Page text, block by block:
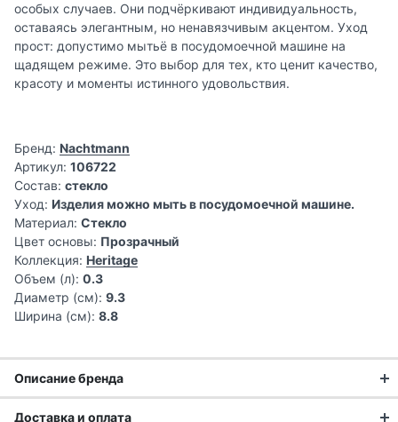
особых случаев. Они подчёркивают индивидуальность,
оставаясь элегантным, но ненавязчивым акцентом. Уход
прост: допустимо мытьё в посудомоечной машине на
щадящем режиме. Это выбор для тех, кто ценит качество,
красоту и моменты истинного удовольствия.
Бренд: Nachtmann
Артикул: 106722
Состав: стекло
Уход: Изделия можно мыть в посудомоечной машине.
Материал: Стекло
Цвет основы: Прозрачный
Коллекция: Heritage
Объем (л): 0.3
Диаметр (см): 9.3
Ширина (см): 8.8
Описание бренда
Доставка и оплата